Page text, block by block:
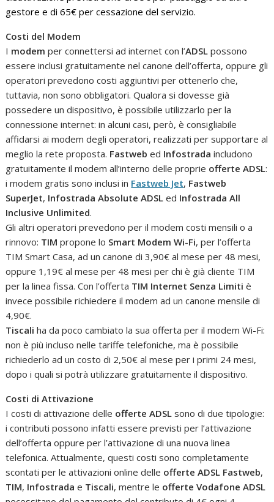
gestore e di 65€ per cessazione del servizio.
Costi del Modem
I modem per connettersi ad internet con l’ADSL possono
essere inclusi gratuitamente nel canone dell’offerta, oppure gli
operatori prevedono costi aggiuntivi per ottenerlo che,
tuttavia, non sono obbligatori. Qualora si dovesse già
possedere un dispositivo, è possibile utilizzarlo per la
connessione internet: in alcuni casi, però, è consigliabile
affidarsi ai modem degli operatori, realizzati per supportare al
meglio la rete proposta. Fastweb ed Infostrada includono
gratuitamente il modem all’interno delle proprie offerte ADSL:
i modem gratis sono inclusi in Fastweb Jet, Fastweb
SuperJet, Infostrada Absolute ADSL ed Infostrada All
Inclusive Unlimited.
Gli altri operatori prevedono per il modem costi mensili o a
rinnovo: TIM propone lo Smart Modem Wi-Fi, per l’offerta
TIM Smart Casa, ad un canone di 3,90€ al mese per 48 mesi,
oppure 1,19€ al mese per 48 mesi per chi è già cliente TIM
per la linea fissa. Con l’offerta TIM Internet Senza Limiti è
invece possibile richiedere il modem ad un canone mensile di
4,90€.
Tiscali ha da poco cambiato la sua offerta per il modem Wi-Fi:
non è più incluso nelle tariffe telefoniche, ma è possibile
richiederlo ad un costo di 2,50€ al mese per i primi 24 mesi,
dopo i quali si potrà utilizzare gratuitamente il dispositivo.
Costi di Attivazione
I costi di attivazione delle offerte ADSL sono di due tipologie:
i contributi possono infatti essere previsti per l’attivazione
dell’offerta oppure per l’attivazione di una nuova linea
telefonica. Attualmente, questi costi sono completamente
scontati per le attivazioni online delle offerte ADSL Fastweb,
TIM, Infostrada e Tiscali, mentre le offerte Vodafone ADSL